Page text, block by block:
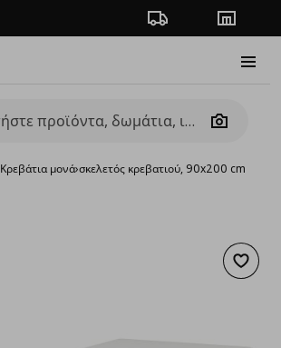
Πορεία παραγγελίας
Camera
Κρεβάτια μονά›σκελετός κρεβατιού, 90x200 cm